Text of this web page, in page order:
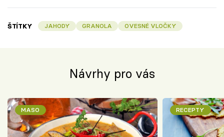
ŠTÍTKY JAHODY GRANOLA OVESNÉ VLOČKY
Návrhy pro vás
MASO RECEPTY